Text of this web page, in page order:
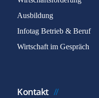
Ausbildung
Infotag Betrieb & Beruf
Wirtschaft im Gespräch
Kontakt